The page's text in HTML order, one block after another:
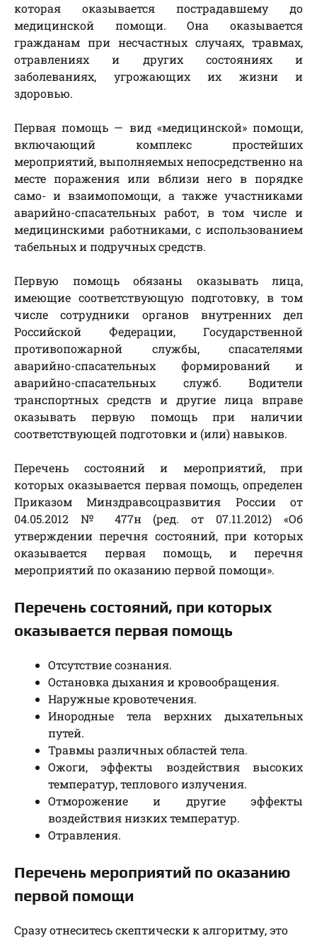
которая оказывается пострадавшему до
медицинской помощи. Она оказывается
гражданам при несчастных случаях, травмах,
отравлениях и других состояниях и
заболеваниях, угрожающих их жизни и
здоровью.
Первая помощь — вид «медицинской» помощи,
включающий комплекс простейших
мероприятий, выполняемых непосредственно на
месте поражения или вблизи него в порядке
само- и взаимопомощи, а также участниками
аварийно-спасательных работ, в том числе и
медицинскими работниками, с использованием
табельных и подручных средств.
Первую помощь обязаны оказывать лица,
имеющие соответствующую подготовку, в том
числе сотрудники органов внутренних дел
Российской Федерации, Государственной
противопожарной службы, спасателями
аварийно-спасательных формирований и
аварийно-спасательных служб. Водители
транспортных средств и другие лица вправе
оказывать первую помощь при наличии
соответствующей подготовки и (или) навыков.
Перечень состояний и мероприятий, при
которых оказывается первая помощь, определен
Приказом Минздравсоцразвития России от
04.05.2012 № 477н (ред. от 07.11.2012) «Об
утверждении перечня состояний, при которых
оказывается первая помощь, и перечня
мероприятий по оказанию первой помощи».
Перечень состояний, при которых
оказывается первая помощь
Отсутствие сознания.
Остановка дыхания и кровообращения.
Наружные кровотечения.
Инородные тела верхних дыхательных
путей.
Травмы различных областей тела.
Ожоги, эффекты воздействия высоких
температур, теплового излучения.
Отморожение и другие эффекты
воздействия низких температур.
Отравления.
Перечень мероприятий по оказанию
первой помощи
Сразу отнеситесь скептически к алгоритму, это